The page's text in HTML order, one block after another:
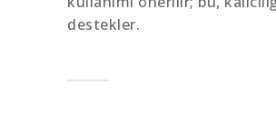
destekler.